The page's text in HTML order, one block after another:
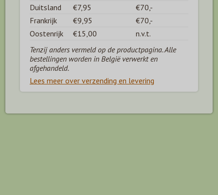
Duitsland
€7,95
€70,-
Frankrijk
€9,95
€70,-
Oostenrijk
€15,00
n.v.t.
Tenzij anders vermeld op de productpagina. Alle
bestellingen worden in België verwerkt en
afgehandeld.
Lees meer over verzending en levering